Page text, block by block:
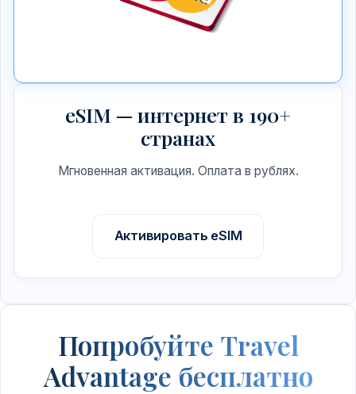
eSIM — интернет в 190+
странах
Мгновенная активация. Оплата в рублях.
Активировать eSIM
Попробуйте Travel
Advantage бесплатно